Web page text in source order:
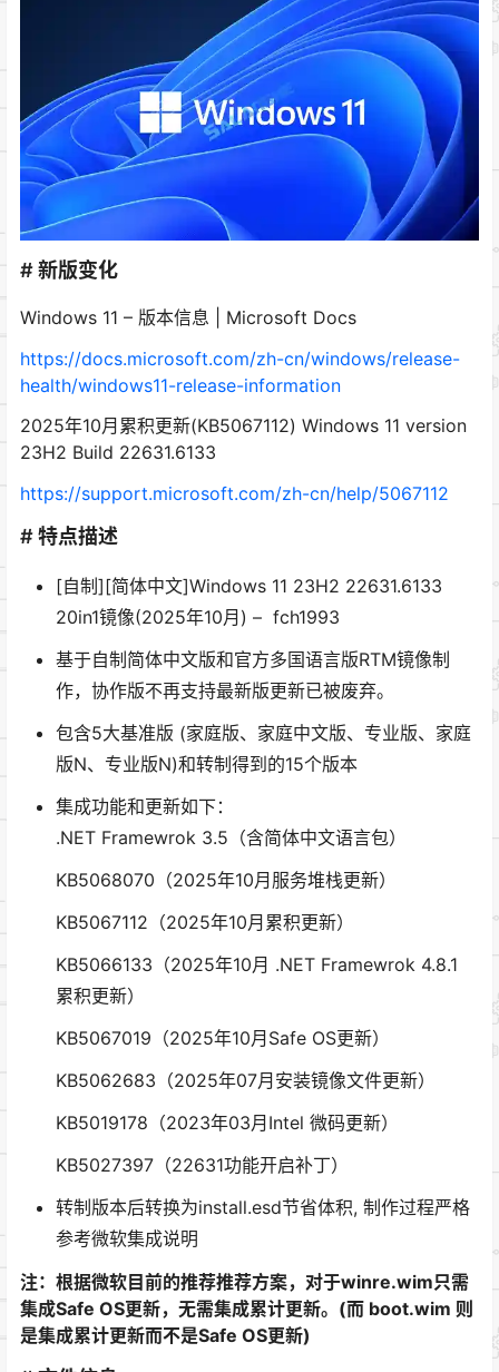
# 新版变化
Windows 11 – 版本信息 | Microsoft Docs
https://docs.microsoft.com/zh-cn/windows/release-
health/windows11-release-information
2025年10月累积更新(KB5067112) Windows 11 version
23H2 Build 22631.6133
https://support.microsoft.com/zh-cn/help/5067112
# 特点描述
[自制][简体中文]Windows 11 23H2 22631.6133
20in1镜像(2025年10月) – fch1993
基于自制简体中文版和官方多国语言版RTM镜像制
作，协作版不再支持最新版更新已被废弃。
包含5大基准版 (家庭版、家庭中文版、专业版、家庭
版N、专业版N)和转制得到的15个版本
集成功能和更新如下：
.NET Framewrok 3.5（含简体中文语言包）
KB5068070（2025年10月服务堆栈更新）
KB5067112（2025年10月累积更新）
KB5066133（2025年10月 .NET Framewrok 4.8.1
累积更新）
KB5067019（2025年10月Safe OS更新）
KB5062683（2025年07月安装镜像文件更新）
KB5019178（2023年03月Intel 微码更新）
KB5027397（22631功能开启补丁）
转制版本后转换为install.esd节省体积, 制作过程严格
参考微软集成说明
注：根据微软目前的推荐推荐方案，对于winre.wim只需
集成Safe OS更新，无需集成累计更新。(而 boot.wim 则
是集成累计更新而不是Safe OS更新)